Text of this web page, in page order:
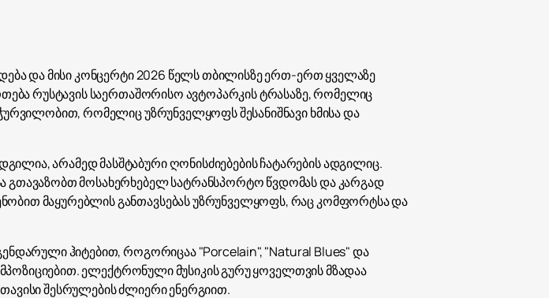
და მისი კონცერტი 2026 წელს თბილისზე ერთ-ერთ ყველაზე
რუსტავის საერთაშორისო ავტოპარკის ტრასაზე, რომელიც
რომელიც უზრუნველყოფს შესანიშნავი ხმისა და
არამედ მასშტაბური ღონისძიებების ჩატარების ადგილიც.
მოსახერხებელ სატრანსპორტო წვდომას და კარგად
მაყურებლის განთავსებას უზრუნველყოფს, რაც კომფორტსა და
ჰიტებით, როგორიცაა "Porcelain", "Natural Blues" და
ელექტრონული მუსიკის გურუ ყოველთვის მზადაა
შესრულების ძლიერი ენერგიით.